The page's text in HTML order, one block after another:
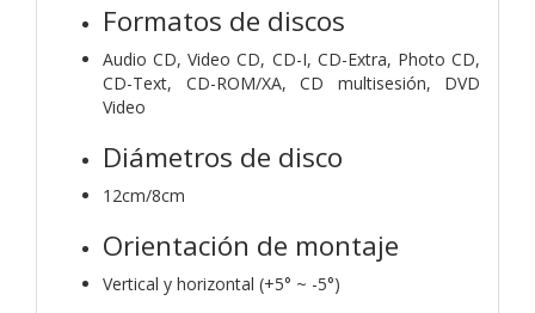
Formatos de discos
Audio CD, Video CD, CD-I, CD-Extra, Photo CD,
CD-Text, CD-ROM/XA, CD multisesión, DVD
Video
Diámetros de disco
12cm/8cm
Orientación de montaje
Vertical y horizontal (+5° ~ -5°)